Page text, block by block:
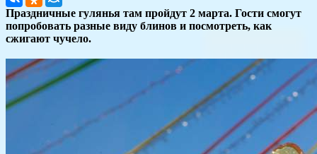
Праздничные гулянья там пройдут 2 марта. Гости смогут
попробовать разные виду блинов и посмотреть, как
сжигают чучело.